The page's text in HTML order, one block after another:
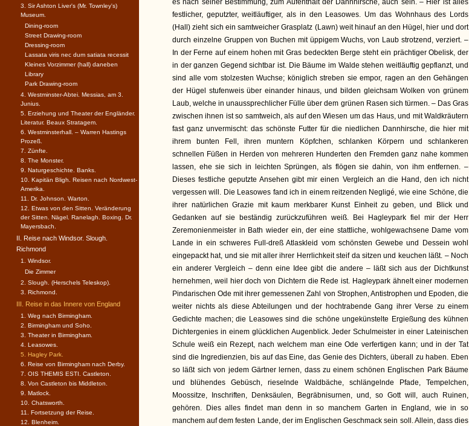
es nach seiner Bestimmung, zum Aufenthalt der Dannhirsche, auch sein. – Hier ist alles
festlicher, geputzter, weitläuftiger, als in den Leasowes. Um das Wohnhaus des Lords
(Hall) zieht sich ein samtweicher Grasplatz (Lawn) weit hinauf an den Hügel, hier und dort
durch einzelne Gruppen von Buchen mit üppigem Wuchs, von Laub strotzend, verziert. –
In der Ferne auf einem hohen mit Gras bedeckten Berge steht ein prächtiger Obelisk, der
in der ganzen Gegend sichtbar ist. Die Bäume im Walde stehen weitläuftig gepflanzt, und
sind alle vom stolzesten Wuchse; königlich streben sie empor, ragen an den Gehängen
der Hügel stufenweis über einander hinaus, und bilden gleichsam Wolken von grünem
Laub, welche in unaussprechlicher Fülle über dem grünen Rasen sich türmen. – Das Gras
zwischen ihnen ist so samtweich, als auf den Wiesen um das Haus, und mit Waldkräutern
fast ganz unvermischt: das schönste Futter für die niedlichen Dannhirsche, die hier mit
ihrem bunten Fell, ihren muntern Köpfchen, schlanken Körpern und schlankeren
schnellen Füßen in Herden von mehreren Hunderten den Fremden ganz nahe kommen
lassen, ehe sie sich in leichten Sprüngen, als flögen sie dahin, von ihm entfernen. –
Dieses festliche geputzte Ansehen gibt mir einen Vergleich an die Hand, den ich nicht
vergessen will. Die Leasowes fand ich in einem reitzenden Negligé, wie eine Schöne, die
ihrer natürlichen Grazie mit kaum merkbarer Kunst Einheit zu geben, und Blick und
Gedanken auf sie beständig zurückzuführen weiß. Bei Hagleypark fiel mir der Herr
Zeremonienmeister in Bath wieder ein, der eine stattliche, wohlgewachsene Dame vom
Lande in ein schweres Full-dreß Atlaskleid vom schönsten Gewebe und Dessein wohl
eingepackt hat, und sie mit aller ihrer Herrlichkeit steif da sitzen und keuchen läßt. – Noch
ein anderer Vergleich – denn eine Idee gibt die andere – läßt sich aus der Dichtkunst
hernehmen, weil hier doch von Dichtern die Rede ist. Hagleypark ähnelt einer modernen
Pindarischen Ode mit ihrer gemessenen Zahl von Strophen, Antistrophen und Epoden, die
weiter nichts als diese Abteilungen und der hochtrabende Gang ihrer Verse zu einem
Gedichte machen; die Leasowes sind die schöne ungekünstelte Ergießung des kühnen
Dichtergenies in einem glücklichen Augenblick. Jeder Schulmeister in einer Lateinischen
Schule weiß ein Rezept, nach welchem man eine Ode verfertigen kann; und in der Tat
sind die Ingredienzien, bis auf das Eine, das Genie des Dichters, überall zu haben. Eben
so läßt sich von jedem Gärtner lernen, dass zu einem schönen Englischen Park Bäume
und blühendes Gebüsch, rieselnde Waldbäche, schlängelnde Pfade, Tempelchen,
Moossitze, Inschriften, Denksäulen, Begräbnisurnen, und, so Gott will, auch Ruinen,
gehören. Dies alles findet man denn in so manchem Garten in England, wie in so
manchem auf dem festen Lande, der im Englischen Geschmack sein soll. Allein, dass dies
3. Sir Ashton Liver's (Mr. Townley's)
Museum.
Dining-room
Street Drawing-room
Dressing-room
Lassata viris nec dum satiata recessit
Kleines Vorzimmer (hall) daneben
Library
Park Drawing-room
4. Westminster-Abtei. Messias, am 3.
Junius.
5. Erziehung und Theater der Engländer.
Literatur. Beaux Stratagem.
6. Westminsterhall. – Warren Hastings
Prozeß.
7. Zünfte.
8. The Monster.
9. Naturgeschichte. Banks.
10. Kapitän Bligh. Reisen nach Nordwest-
Amerika.
11. Dr. Johnson. Warton.
12. Etwas von den Sitten. Veränderung
der Sitten. Nägel. Ranelagh. Boxing. Dr.
Mayersbach.
II. Reise nach Windsor. Slough.
Richmond
1. Windsor.
Die Zimmer
2. Slough. (Herschels Teleskop).
3. Richmond.
III. Reise in das Innere von England
1. Weg nach Birmingham.
2. Birmingham und Soho.
3. Theater in Birmingham.
4. Leasowes.
5. Hagley Park.
6. Reise von Birmingham nach Derby.
7. OIS THEMIS ESTI. Castleton.
8. Von Castleton bis Middleton.
9. Matlock.
10. Chatsworth.
11. Fortsetzung der Reise.
12. Blenheim.